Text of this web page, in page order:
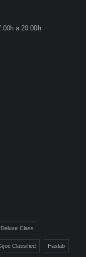
a 20:00h
Deluxe Class
Classified Haslab